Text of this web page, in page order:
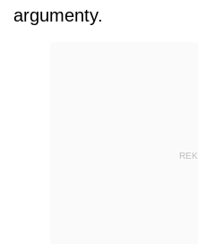
argumenty.